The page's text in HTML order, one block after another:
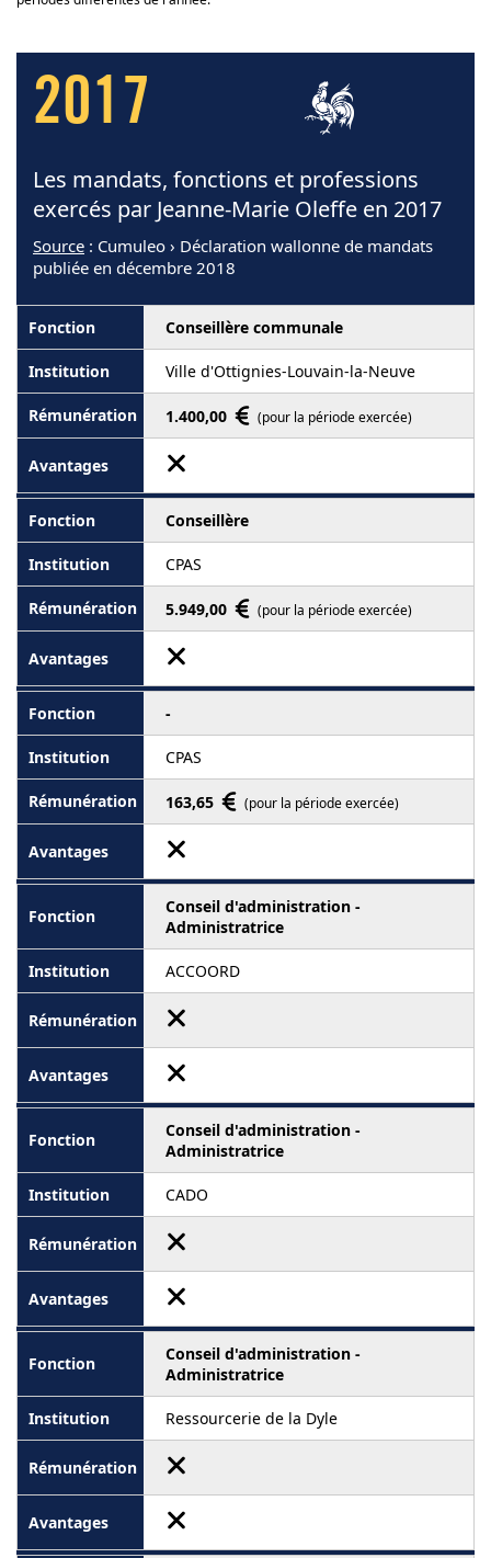
2017
Les mandats, fonctions et professions
exercés par Jeanne-Marie Oleffe en 2017
Source : Cumuleo › Déclaration wallonne de mandats
publiée en décembre 2018
Conseillère communale
Ville d'Ottignies-Louvain-la-Neuve
1.400,00 (pour la période exercée)
Conseillère
CPAS
5.949,00 (pour la période exercée)
-
CPAS
163,65 (pour la période exercée)
Conseil d'administration -
Administratrice
ACCOORD
Conseil d'administration -
Administratrice
CADO
Conseil d'administration -
Administratrice
Ressourcerie de la Dyle